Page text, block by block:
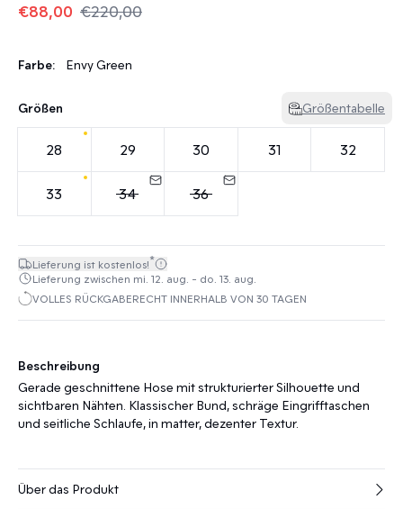
€88,00 €220,00
Farbe: Envy Green
Größen Größentabelle
28 29 30 31 32
33 34 36
Lieferung ist kostenlos!*
Lieferung zwischen mi. 12. aug. - do. 13. aug.
VOLLES RÜCKGABERECHT INNERHALB VON 30 TAGEN
Beschreibung
Gerade geschnittene Hose mit strukturierter Silhouette und
sichtbaren Nähten. Klassischer Bund, schräge Eingrifftaschen
und seitliche Schlaufe, in matter, dezenter Textur.
Über das Produkt